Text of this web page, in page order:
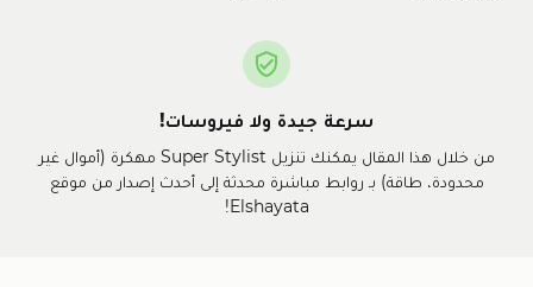
سرعة جيدة ولا فيروسات!
من خلال هذا المقال يمكنك تنزيل Super Stylist مهكرة (أموال غير
محدودة، طاقة) بـ روابط مباشرة محدثة إلى أحدث إصدار من موقع
Elshayata!